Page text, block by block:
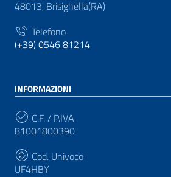
48013, Brisighella(RA)
Telefono
(+39) 0546 81214
INFORMAZIONI
C.F. / P.IVA
81001800390
Cod. Univoco
UF4HBY